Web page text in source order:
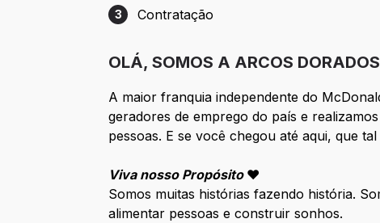
Etapa 3: Contratação
3 Contratação
OLÁ, SOMOS A ARCOS
A maior franquia independente do
geradores de emprego do país e
pessoas. E se você chegou até aqui, que
Viva nosso Propósito ❤️
Somos muitas histórias fazendo história.
alimentar pessoas e construir sonhos.